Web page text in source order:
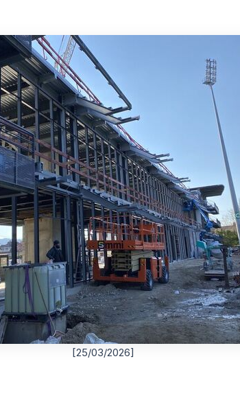
[25/03/2026]